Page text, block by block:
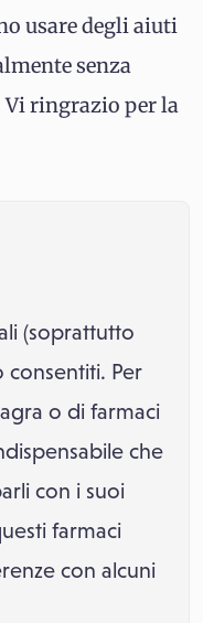
usare degli aiuti
senza
Vi ringrazio per la
(soprattutto
consentiti. Per
o di farmaci
che
con i suoi
farmaci
con alcuni